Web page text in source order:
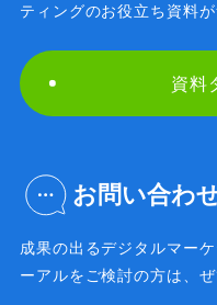
ティングのお役立ち資料
資料
お問い合わ
成果の出るデジタルマー
ーアルをご検討の方は、